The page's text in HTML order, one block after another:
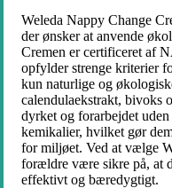
Weleda Nappy Change
der ønsker at anvende
Cremen er certificeret af
opfylder strenge kriterier
kun naturlige og
calendulaekstrakt, bivoks
dyrket og forarbejdet
kemikalier, hvilket gør
for miljøet. Ved at vælge
forældre være sikre på, at
effektivt og bæredygtigt.